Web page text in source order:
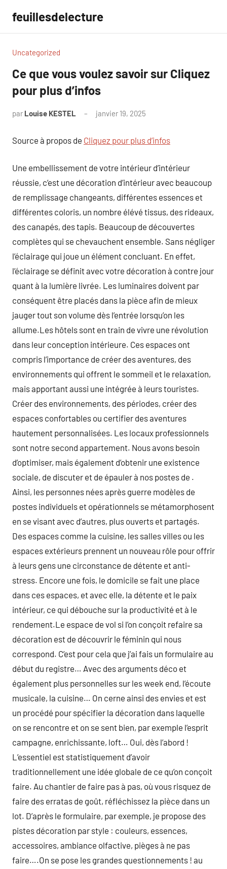
contenu
feuillesdelecture
Uncategorized
Ce que vous voulez savoir sur Cliquez
pour plus d’infos
par Louise KESTEL janvier 19, 2025
Source à propos de Cliquez pour plus d’infos
Une embellissement de votre intérieur d’intérieur
réussie, c’est une décoration d’intérieur avec beaucoup
de remplissage changeants, différentes essences et
différentes coloris, un nombre élévé tissus, des rideaux,
des canapés, des tapis. Beaucoup de découvertes
complètes qui se chevauchent ensemble. Sans négliger
l’éclairage qui joue un élément concluant. En effet,
l’éclairage se définit avec votre décoration à contre jour
quant à la lumière livrée. Les luminaires doivent par
conséquent être placés dans la pièce afin de mieux
jauger tout son volume dès l’entrée lorsqu’on les
allume.Les hôtels sont en train de vivre une révolution
dans leur conception intérieure. Ces espaces ont
compris l’importance de créer des aventures, des
environnements qui offrent le sommeil et le relaxation,
mais apportant aussi une intégrée à leurs touristes.
Créer des environnements, des périodes, créer des
espaces confortables ou certifier des aventures
hautement personnalisées. Les locaux professionnels
sont notre second appartement. Nous avons besoin
d’optimiser, mais également d’obtenir une existence
sociale, de discuter et de épauler à nos postes de .
Ainsi, les personnes nées après guerre modèles de
postes individuels et opérationnels se métamorphosent
en se visant avec d’autres, plus ouverts et partagés.
Des espaces comme la cuisine, les salles villes ou les
espaces extérieurs prennent un nouveau rôle pour offrir
à leurs gens une circonstance de détente et anti-
stress. Encore une fois, le domicile se fait une place
dans ces espaces, et avec elle, la détente et le paix
intérieur, ce qui débouche sur la productivité et à le
rendement.Le espace de vol si l’on conçoit refaire sa
décoration est de découvrir le féminin qui nous
correspond. C’est pour cela que j’ai fais un formulaire au
début du registre… Avec des arguments déco et
également plus personnelles sur les week end, l’écoute
musicale, la cuisine… On cerne ainsi des envies et est
un procédé pour spécifier la décoration dans laquelle
on se rencontre et on se sent bien, par exemple l’esprit
campagne, enrichissante, loft… Oui, dès l’abord !
L’essentiel est statistiquement d’avoir
traditionnellement une idée globale de ce qu’on conçoit
faire. Au chantier de faire pas à pas, où vous risquez de
faire des erratas de goût, réfléchissez la pièce dans un
lot. D’après le formulaire, par exemple, je propose des
pistes décoration par style : couleurs, essences,
accessoires, ambiance olfactive, pièges à ne pas
faire….On se pose les grandes questionnements ! au